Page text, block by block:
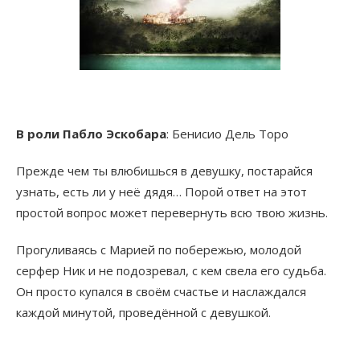
В роли Пабло Эскобара: Бенисио Дель Торо
Прежде чем ты влюбишься в девушку, постарайся
узнать, есть ли у неё дядя… Порой ответ на этот
простой вопрос может перевернуть всю твою жизнь.
Прогуливаясь с Марией по побережью, молодой
серфер Ник и не подозревал, с кем свела его судьба.
Он просто купался в своём счастье и наслаждался
каждой минутой, проведённой с девушкой.